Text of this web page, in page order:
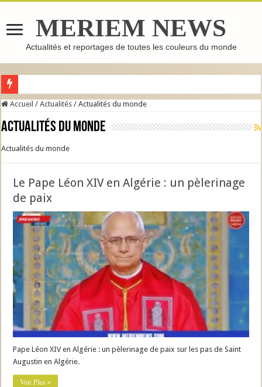
MERIEM NEWS
Actualités et reportages de toutes les couleurs du monde
GHASSOUL : L’ARGILE MAROCAINE QUI FAIT LE TOUR DU MONDE
Accueil / Actualités / Actualités du monde
Actualités du monde
Actualités du monde
Le Pape Léon XIV en Algérie : un pèlerinage
de paix
Pape Léon XIV en Algérie : un pèlerinage de paix sur les pas de Saint
Augustin en Algérie.
Voir Plus »